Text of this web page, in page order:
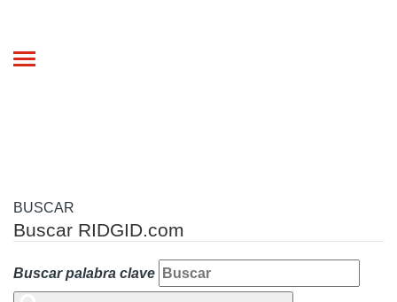
Toggle
BUSCAR
Buscar RIDGID.com
Buscar palabra clave